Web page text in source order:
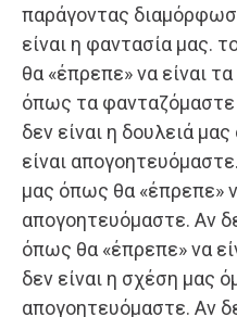
παράγοντας
είναι η φαντασία μας.
θα «έπρεπε» να είναι
όπως τα
δεν είναι η δουλειά
είναι
μας όπως θα «έπρεπε»
απογοητευόμαστε. Αν
όπως θα «έπρεπε» να
δεν είναι η σχέση μας
απογοητευόμαστε. Αν